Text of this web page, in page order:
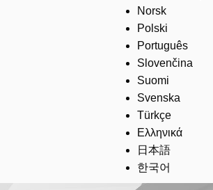
Norsk
Polski
Português
Slovenčina
Suomi
Svenska
Türkçe
Ελληνικά
日本語
한국어